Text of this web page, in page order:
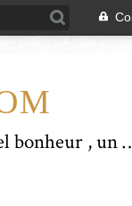
La cuisine est pour moi un art de vivre...et tellement plus que cela... Le partage est un réel bonheur , un moment de convivialité, d'amitié , de rêve. Je suis une amoureuse de la nature et de la terre. J'aime sentir les odeurs, toucher, goûter. J'essaye de rester attentive au monde qui